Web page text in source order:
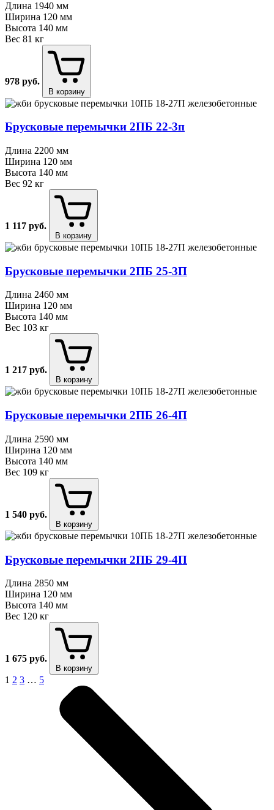
Длина 1940 мм
Ширина 120 мм
Высота 140 мм
Вес 81 кг
978 руб.
В корзину
Брусковые перемычки 2ПБ 22⁠-⁠3п
Длина 2200 мм
Ширина 120 мм
Высота 140 мм
Вес 92 кг
1 117 руб.
В корзину
Брусковые перемычки 2ПБ 25⁠-⁠3П
Длина 2460 мм
Ширина 120 мм
Высота 140 мм
Вес 103 кг
1 217 руб.
В корзину
Брусковые перемычки 2ПБ 26⁠-⁠4П
Длина 2590 мм
Ширина 120 мм
Высота 140 мм
Вес 109 кг
1 540 руб.
В корзину
Брусковые перемычки 2ПБ 29⁠-⁠4П
Длина 2850 мм
Ширина 120 мм
Высота 140 мм
Вес 120 кг
1 675 руб.
В корзину
1 2 3 … 5